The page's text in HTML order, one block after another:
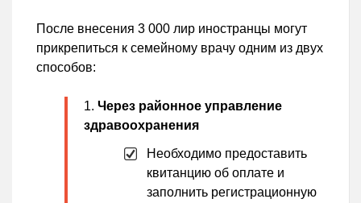
После внесения 3 000 лир иностранцы могут
прикрепиться к семейному врачу одним из двух
способов:
Через районное управление
здравоохранения
Необходимо предоставить
квитанцию об оплате и
заполнить регистрационную